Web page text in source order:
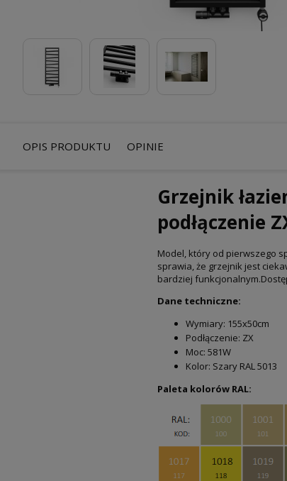
OPIS PRODUKTU OPINIE
Grzejnik
podłączenie
Model, który od pierwszego
sprawia, że grzejnik jest
bardziej
Dane techniczne:
Wymiary: 155x50cm
Podłączenie: ZX
Moc: 581W
Kolor: Szary RAL 5013
Paleta kolorów RAL: